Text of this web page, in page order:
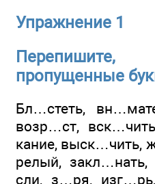
Упражнение 1
пропущенные
Бл…стеть,
возр…ст,
кание, выск…чить,
релый,
сли, з…ря,